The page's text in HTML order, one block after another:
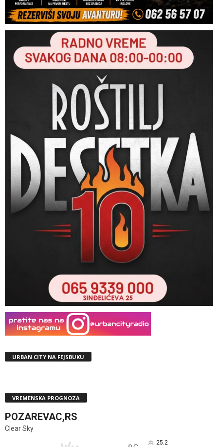
URBAN CITY NA FEJSBUKU
VREMENSKA PROGNOZA
POZAREVAC,RS
Clear Sky
25.2